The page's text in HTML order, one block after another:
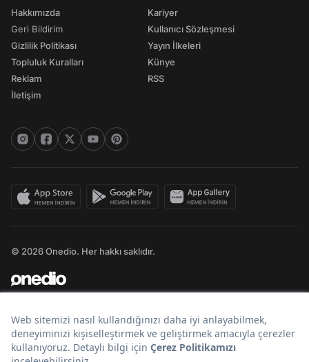
Hakkımızda
Geri Bildirim
Gizlilik Politikası
Topluluk Kuralları
Reklam
İletişim
Kariyer
Kullanıcı Sözleşmesi
Yayın İlkeleri
Künye
RSS
© 2026 Onedio. Her hakkı saklıdır.
Bir markasıdır.